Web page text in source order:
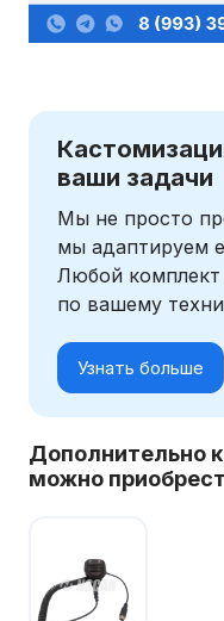
ваши задачи
Мы не просто
мы адаптируем
Любой
по вашему
Узнать больше
Дополнительно
можно